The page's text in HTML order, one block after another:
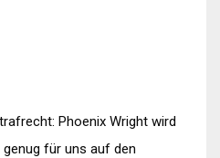
Phoenix Wright wird
für uns auf den